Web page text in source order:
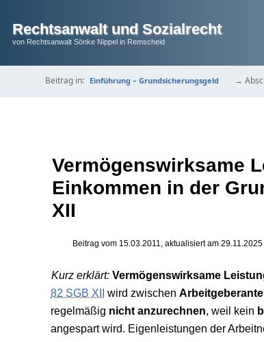
Rechtsanwalt und Sozialrecht
von Rechtsanwalt Sönke Nippel in Remscheid
Beitrag in: Einführung – Grundsicherungsgeld →
Vermögenswirksame
Einkommen in der
XII
Beitrag vom 15.03.2011 , aktualisiert am 29.11.2025
Kurz erklärt: Vermögenswirksame
82 SGB XII
wird zwischen
regelmäßig nicht anzurechnen, weil kein
angespart wird. Eigenleistungen der